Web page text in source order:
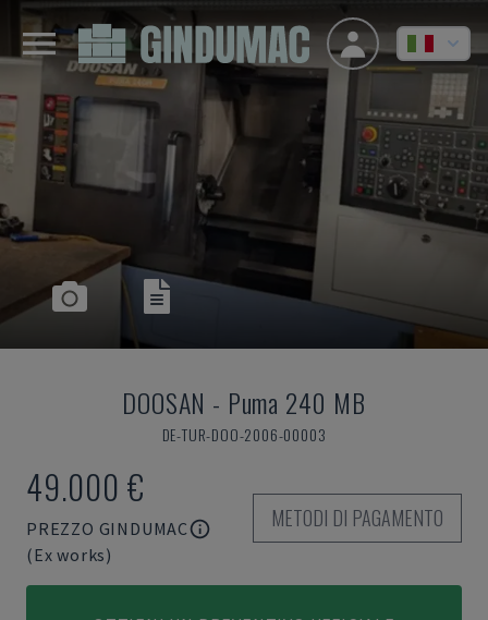
DOOSAN - Puma 240 MB
DE-TUR-DOO-2006-00003
49.000 €
PREZZO GINDUMAC
(Ex works)
METODI DI PAGAMENTO